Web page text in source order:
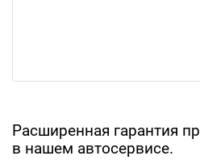
Расширенная гарантия
в нашем автосервисе.